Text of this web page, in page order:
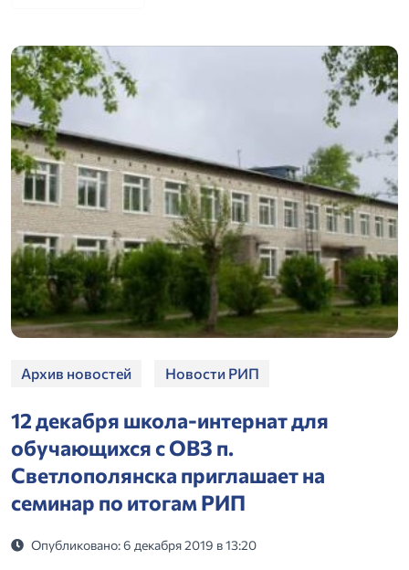
Архив новостей Новости РИП
12 декабря школа-интернат для
обучающихся с ОВЗ п.
Светлополянска приглашает на
семинар по итогам РИП
Опубликовано: 6 декабря 2019 в 13:20